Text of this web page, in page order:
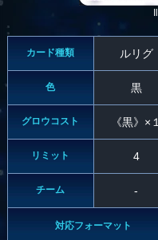
カード種類 ルリグ
色 黒
グロウコスト 《黒》×１
リミット 4
チーム -
対応フォーマット